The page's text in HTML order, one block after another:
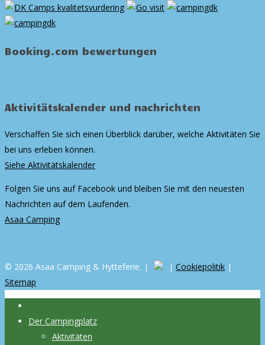
Booking.com bewertungen
Aktivitätskalender und nachrichten
Verschaffen Sie sich einen Überblick darüber, welche Aktivitäten Sie
bei uns erleben können.
Siehe Aktivitätskalender
Folgen Sie uns auf Facebook und bleiben Sie mit den neuesten
Nachrichten auf dem Laufenden.
Asaa Camping
© 2026 Asaa Camping & Hytteferie. | | Cookiepolitik |
Sitemap
Der Campingplatz
Aktivitäten